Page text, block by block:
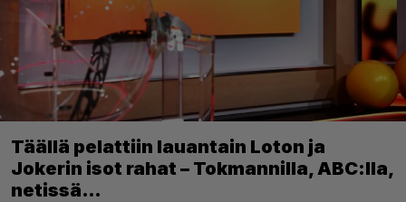
Täällä pelattiin lauantain Loton ja
Jokerin isot rahat – Tokmannilla, ABC:lla,
netissä…